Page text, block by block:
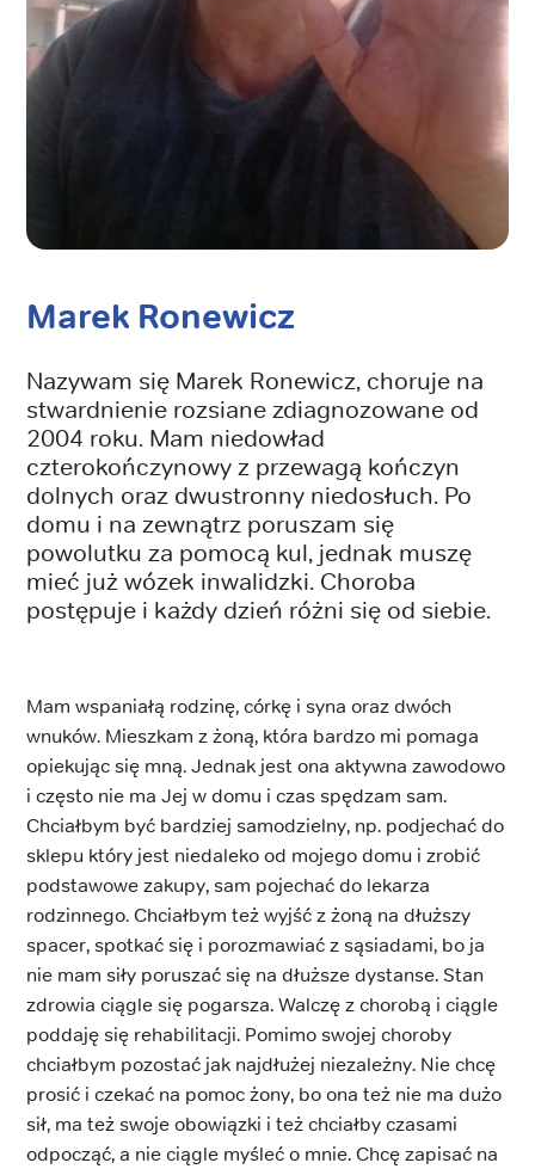
Marek Ronewicz
Nazywam się Marek Ronewicz, choruje na
stwardnienie rozsiane zdiagnozowane od
2004 roku. Mam niedowład
czterokończynowy z przewagą kończyn
dolnych oraz dwustronny niedosłuch. Po
domu i na zewnątrz poruszam się
powolutku za pomocą kul, jednak muszę
mieć już wózek inwalidzki. Choroba
postępuje i każdy dzień różni się od siebie.
Mam wspaniałą rodzinę, córkę i syna oraz dwóch
wnuków. Mieszkam z żoną, która bardzo mi pomaga
opiekując się mną. Jednak jest ona aktywna zawodowo
i często nie ma Jej w domu i czas spędzam sam.
Chciałbym być bardziej samodzielny, np. podjechać do
sklepu który jest niedaleko od mojego domu i zrobić
podstawowe zakupy, sam pojechać do lekarza
rodzinnego. Chciałbym też wyjść z żoną na dłuższy
spacer, spotkać się i porozmawiać z sąsiadami, bo ja
nie mam siły poruszać się na dłuższe dystanse. Stan
zdrowia ciągle się pogarsza. Walczę z chorobą i ciągle
poddaję się rehabilitacji. Pomimo swojej choroby
chciałbym pozostać jak najdłużej niezależny. Nie chcę
prosić i czekać na pomoc żony, bo ona też nie ma dużo
sił, ma też swoje obowiązki i też chciałby czasami
odpocząć, a nie ciągle myśleć o mnie. Chcę zapisać na